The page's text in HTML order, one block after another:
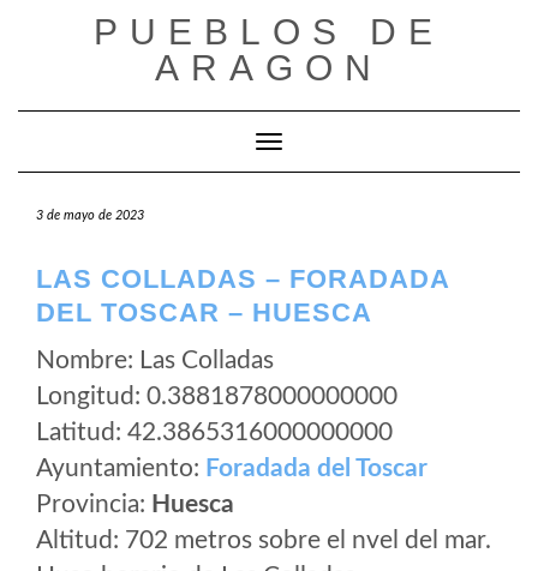
PUEBLOS DE
ARAGON
Cambiar modo de navegación
3 de mayo de 2023
LAS COLLADAS – FORADADA
DEL TOSCAR – HUESCA
Nombre: Las Colladas
Longitud: 0.3881878000000000
Latitud: 42.3865316000000000
Ayuntamiento: Foradada del Toscar
Provincia: Huesca
Altitud: 702 metros sobre el nvel del mar.